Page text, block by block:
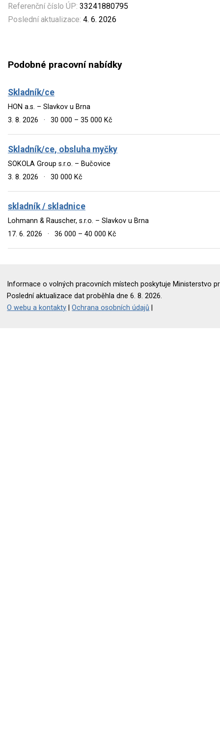
Referenční číslo ÚP: 33241880795
Poslední aktualizace: 4. 6. 2026
Podobné pracovní nabídky
Skladník/ce
HON a.s. – Slavkov u Brna
3. 8. 2026
· 30 000 – 35 000 Kč
Skladník/ce, obsluha myčky
SOKOLA Group s.r.o. – Bučovice
3. 8. 2026
· 30 000 Kč
skladník / skladnice
Lohmann & Rauscher, s.r.o. – Slavkov u Brna
17. 6. 2026
· 36 000 – 40 000 Kč
Informace o volných pracovních místech poskytuje Ministerstvo
Poslední aktualizace dat proběhla dne 6. 8. 2026.
O webu a kontakty |Ochrana osobních údajů